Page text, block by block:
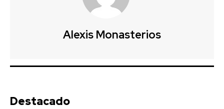
Alexis Monasterios
Destacado